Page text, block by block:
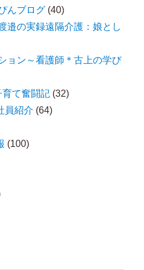
んブログ (40)
邉の実録遠隔介護：娘とし
ョン～看護師＊古上の学び
育て奮闘記 (32)
員紹介 (64)
(100)